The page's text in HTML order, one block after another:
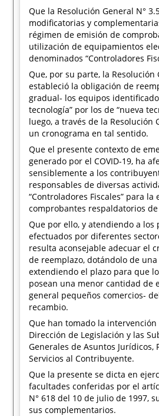
Que la Resolución General N°
modificatorias y
régimen de emisión de
utilización de equipamientos
denominados “Controladores
Que, por su parte, la Resolución
estableció la obligación de
gradual- los equipos
tecnología” por los de “nueva
luego, a través de la Resolución
un cronograma en tal sentido.
Que el presente contexto de
generado por el COVID-19, ha
sensiblemente a los
responsables de diversas
“Controladores Fiscales” para la
comprobantes respaldatorios
Que por ello, y atendiendo a los
efectuados por diferentes
resulta aconsejable adecuar el
de reemplazo, dotándolo de
extendiendo el plazo para que
posean una menor cantidad de
general pequeños comercios-
recambio.
Que han tomado la
Dirección de Legislación y las
Generales de Asuntos Jurídicos,
Servicios al Contribuyente.
Que la presente se dicta en
facultades conferidas por el
N° 618 del 10 de julio de 1997,
sus complementarios.